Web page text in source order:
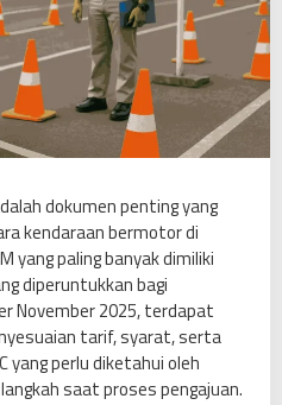
dokumen penting yang
kendaraan bermotor di
yang paling banyak dimiliki
diperuntukkan bagi
November 2025, terdapat
tarif, syarat, serta
yang perlu diketahui oleh
saat proses pengajuan.